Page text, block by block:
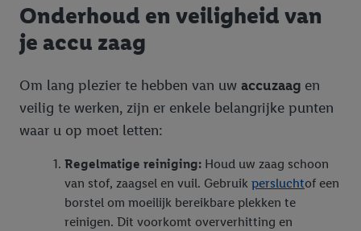
Onderhoud en veiligheid van
je accu zaag
Om lang plezier te hebben van uw accuzaag en
veilig te werken, zijn er enkele belangrijke punten
waar u op moet letten:
Regelmatige reiniging: Houd uw zaag schoon
van stof, zaagsel en vuil. Gebruik persluchtof een
borstel om moeilijk bereikbare plekken te
reinigen. Dit voorkomt oververhitting en